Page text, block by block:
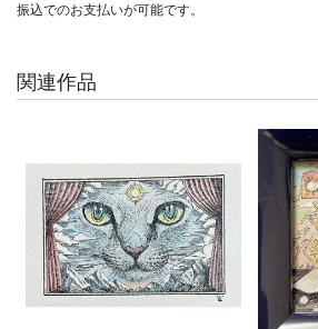
振込でのお支払いが可能です。
関連作品